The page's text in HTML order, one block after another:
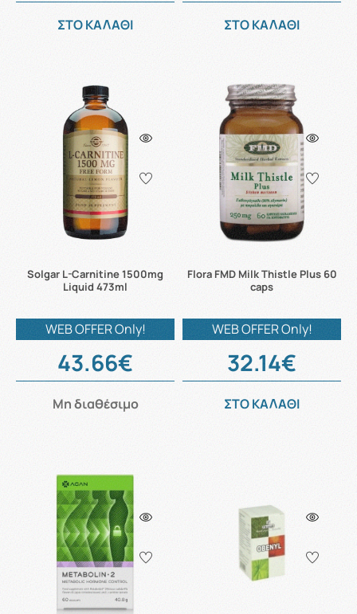
ΣΤΟ ΚΑΛΑΘΙ ΣΤΟ ΚΑΛΑΘΙ
Solgar L-Carnitine 1500mg
Liquid 473ml
WEB OFFER Only!
43.66€
Μη διαθέσιμο
Flora FMD Milk Thistle Plus 60
caps
WEB OFFER Only!
32.14€
ΣΤΟ ΚΑΛΑΘΙ